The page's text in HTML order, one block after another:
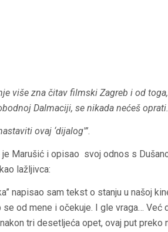
više zna čitav filmski Zagreb i od
Dalmaciji, se nikada nećeš oprati.
ovaj ‘dijalog'”.
je Marušić i opisao svoj odnos s
lažljivca:
napisao sam tekst o stanju u našoj
se od mene i očekuje. I gle vraga… Već
tri desetljeća opet, ovaj put preko